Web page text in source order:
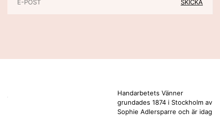
Handarbetets Vänner
grundades 1874 i Stockholm av
Sophie Adlersparre och är idag